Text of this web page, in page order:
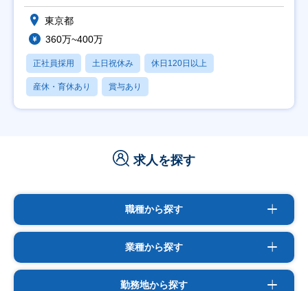
東京都
360万~400万
正社員採用 土日祝休み 休日120日以上
産休・育休あり 賞与あり
求人を探す
職種から探す
業種から探す
勤務地から探す